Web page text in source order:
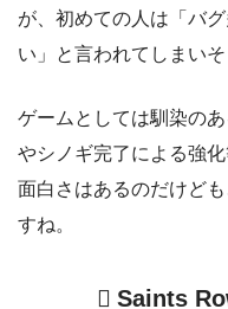
が、初めての人は「バ
い」と言われてしまいそ
ゲームとしては馴染の
やシノギ完了による強
面白さはあるのだけど
すね。
Saints